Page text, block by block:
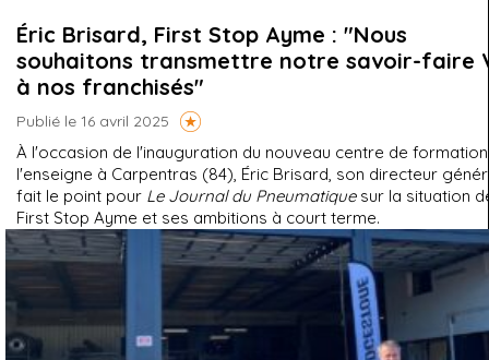
Éric Brisard, First Stop Ayme : "Nous
souhaitons transmettre notre savoir-faire
à nos franchisés"
Publié le 16 avril 2025
À l'occasion de l'inauguration du nouveau centre de
l'enseigne à Carpentras (84), Éric Brisard, son directeur
fait le point pour Le Journal du Pneumatiquesur la situation
First Stop Ayme et ses ambitions à court terme.